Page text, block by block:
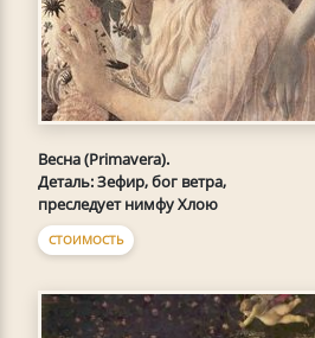
Весна (Primavera).
Деталь: Зефир, бог ветра,
преследует нимфу Хлою
СТОИМОСТЬ